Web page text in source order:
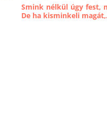
Smink nélkül úgy fest,
De ha kisminkeli